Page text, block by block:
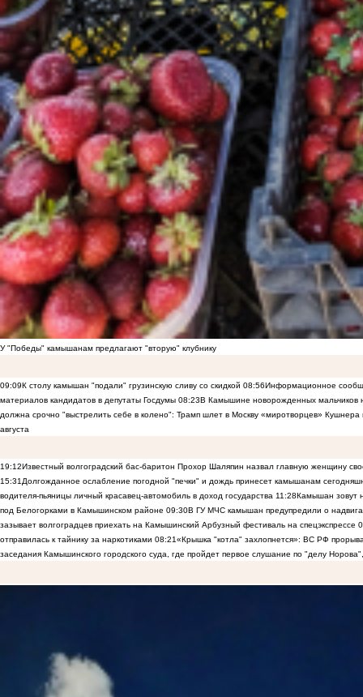
У "Победы" камышанам предлагают "вторую" клубнику
09:09К столу камышан "подали" грузинскую сливу со скидкой 08:56Информационное
материалов кандидатов в депутаты Госдумы 08:23В Камышине новорожденных мальчиков
должна срочно "выстрелить себе в колено": Трамп шлет в Москву «миротворцев»
августа
19:12Известный волгоградский бас-баритон Прохор Шаляпин назвал главную женщину
15:31 Долгожданное ослабление погодной "печки" и дождь принесет камышанам
водителя-пьяницы личный красавец-автомобиль в доход государства 11:28Камышан зовут
под Белогорками в Камышинском районе 09:30В ГУ МЧС камышан предупредили о
зазывает волгоградцев приехать на Камышинский Арбузный фестиваль на спецэкспрессе
отправилась к тайнику за наркотиками 08:21«Крышка "котла" захлопнется»: ВС РФ
заседания Камышинского городского суда, где пройдет первое слушание по "делу